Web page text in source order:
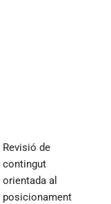
Revisió de
contingut
orientada al
posicionament